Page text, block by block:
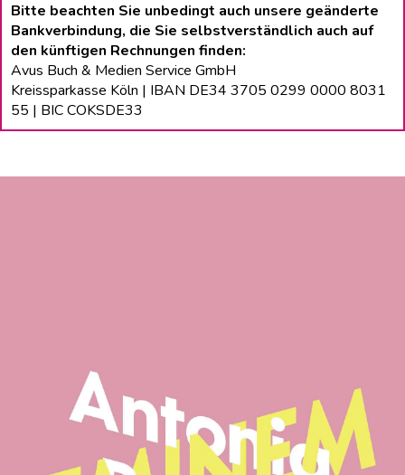
Bitte beachten Sie unbedingt auch unsere geänderte
Bankverbindung, die Sie selbstverständlich auch auf
den künftigen Rechnungen finden:
Avus Buch & Medien Service GmbH
Kreissparkasse Köln | IBAN DE34 3705 0299 0000 8031
55 | BIC COKSDE33